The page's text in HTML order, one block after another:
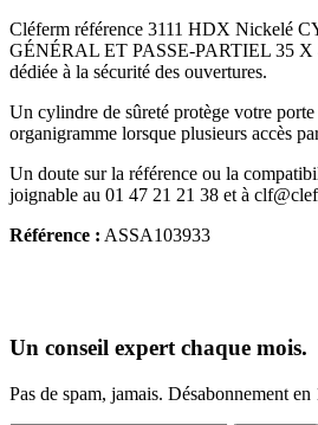
Cléferm référence 3111 HDX Nickelé
GÉNÉRAL ET PASSE-PARTIEL 35 X
dédiée à la sécurité des ouvertures.
Un cylindre de sûreté protège votre
organigramme lorsque plusieurs accès
Un doute sur la référence ou la
joignable au 01 47 21 21 38 et à
Référence : ASSA103933
Un conseil expert chaque mois.
Pas de spam, jamais. Désabonnement en